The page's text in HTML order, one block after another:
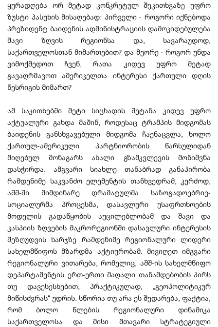
ყურადღება ორ მეტად კონკრეტულ შეკითხვაზე უფრო
ზუსტი პასუხის მისაღებად: პირველი - როგორი იქნებოდა
პრეზიდენტ ბაიდენის ადმინისტრაციის დამოკიდებულება
შავი ზღვის რეგიონსა და, სავარაუდოდ,
საქართველოსთან მიმართებით? და მეორე - როგორ უნდა
ვიმოქმედოთ ჩვენ, რათა კიდევ უფრო მეტად
გავაღრმავოთ ამერიკელთა ინტერესი ქართული დღის
წესრიგის მიმართ?
ამ საკითხებში მეტი სიცხადის შეტანა კიდევ უფრო
აქტუალური გახდა მაშინ, როდესაც ტრამპის მიდგომას
ბაიდენის განსხვავებული მიდგომა ჩაენაცვლა, ხოლო
ქართულ-ამერიკული პარტნიორობის წარსულიდან
მიღებულ მონაგარს ახალი გზამკვლევის მონიშვნა
დასჭირდა. ამგვარი სიახლე თანაბრად განაპირობა
რამდენიმე საკვანძო ელემენტის თანხვედრამ, კერძოდ,
აშშ-ში მიმდინარე დრამატულმა საზოგადოებრივ-
სოციალურმა პროცესმა, დასავლური უსაფრთხოების
მოდელის გადაწყობის აუცილებლობამ და შავი და
კასპიის ზღვების მაკრორეგიონში დასავლური ინტერესის
შეზღუდვის ხარჯზე რამდენიმე რეგიონალური ლიდერი
სახელმწიფოს მზარდმა აქტიურობამ. მივიღეთ იმგვარი
რეგიონალური ვითარება, რომელიც, აშშ-ის სახელმწიფო
დეპარტამენტის ერთ-ერთი მაღალი თანამდებობის პირს
თუ დავესესხებით, პრაქტიკულად, „გეოპოლიტიკურ
მიწისძვრას“ უდრის. სწორია თუ არა ეს შედარება, ფაქტია,
რომ ბოლო წლების რეგიონალური დინამიკა
საქართველოსა და მისი მთავარი სტრატეგიული